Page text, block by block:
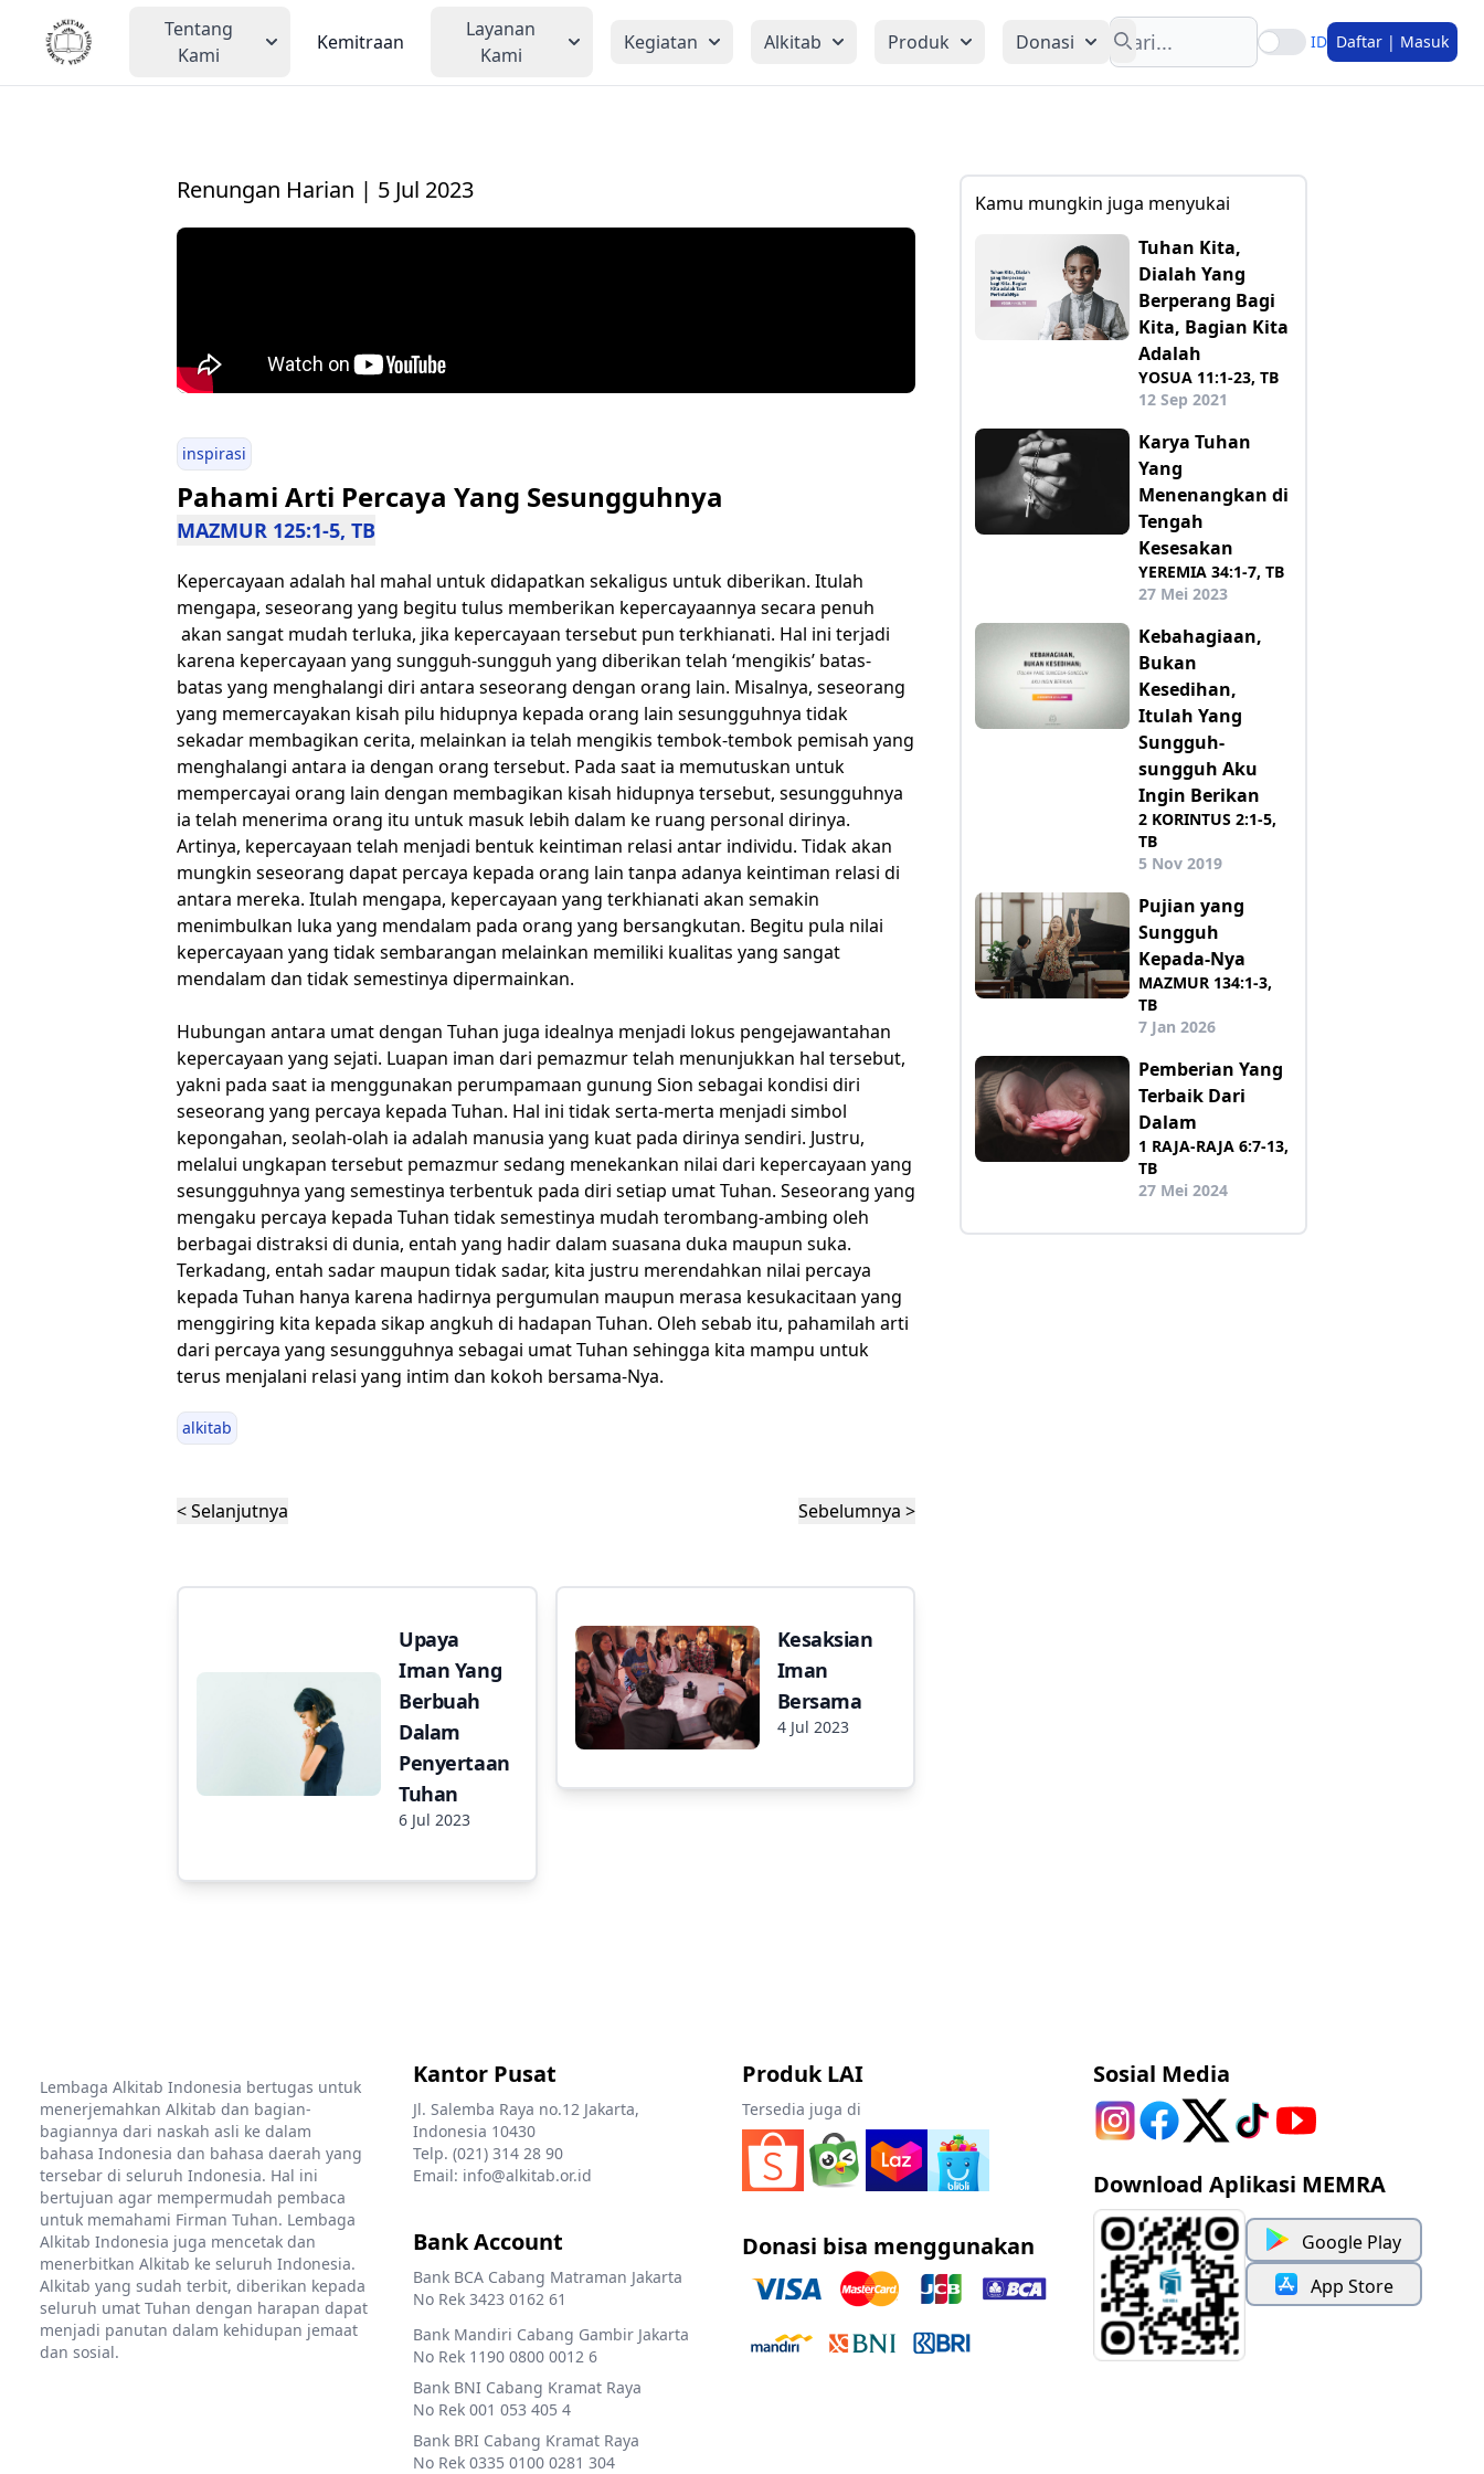
Tentang
Kami
Kemitraan
Layanan
Kami
Kegiatan Alkitab Produk Donasi
Search
ID Daftar | Masuk
Renungan Harian | 5 Jul 2023
inspirasi
Pahami Arti Percaya Yang Sesungguhnya
MAZMUR 125:1-5, TB
Kepercayaan adalah hal mahal untuk didapatkan sekaligus untuk diberikan. Itulah
mengapa, seseorang yang begitu tulus memberikan kepercayaannya secara penuh
akan sangat mudah terluka, jika kepercayaan tersebut pun terkhianati. Hal ini terjadi
karena kepercayaan yang sungguh-sungguh yang diberikan telah ‘mengikis’ batas-
batas yang menghalangi diri antara seseorang dengan orang lain. Misalnya, seseorang
yang memercayakan kisah pilu hidupnya kepada orang lain sesungguhnya tidak
sekadar membagikan cerita, melainkan ia telah mengikis tembok-tembok pemisah yang
menghalangi antara ia dengan orang tersebut. Pada saat ia memutuskan untuk
mempercayai orang lain dengan membagikan kisah hidupnya tersebut, sesungguhnya
ia telah menerima orang itu untuk masuk lebih dalam ke ruang personal dirinya.
Artinya, kepercayaan telah menjadi bentuk keintiman relasi antar individu. Tidak akan
mungkin seseorang dapat percaya kepada orang lain tanpa adanya keintiman relasi di
antara mereka. Itulah mengapa, kepercayaan yang terkhianati akan semakin
menimbulkan luka yang mendalam pada orang yang bersangkutan. Begitu pula nilai
kepercayaan yang tidak sembarangan melainkan memiliki kualitas yang sangat
mendalam dan tidak semestinya dipermainkan.
Hubungan antara umat dengan Tuhan juga idealnya menjadi lokus pengejawantahan
kepercayaan yang sejati. Luapan iman dari pemazmur telah menunjukkan hal tersebut,
yakni pada saat ia menggunakan perumpamaan gunung Sion sebagai kondisi diri
seseorang yang percaya kepada Tuhan. Hal ini tidak serta-merta menjadi simbol
kepongahan, seolah-olah ia adalah manusia yang kuat pada dirinya sendiri. Justru,
melalui ungkapan tersebut pemazmur sedang menekankan nilai dari kepercayaan yang
sesungguhnya yang semestinya terbentuk pada diri setiap umat Tuhan. Seseorang yang
mengaku percaya kepada Tuhan tidak semestinya mudah terombang-ambing oleh
berbagai distraksi di dunia, entah yang hadir dalam suasana duka maupun suka.
Terkadang, entah sadar maupun tidak sadar, kita justru merendahkan nilai percaya
kepada Tuhan hanya karena hadirnya pergumulan maupun merasa kesukacitaan yang
menggiring kita kepada sikap angkuh di hadapan Tuhan. Oleh sebab itu, pahamilah arti
dari percaya yang sesungguhnya sebagai umat Tuhan sehingga kita mampu untuk
terus menjalani relasi yang intim dan kokoh bersama-Nya.
alkitab
< Selanjutnya Sebelumnya >
Upaya
Iman Yang
Berbuah
Dalam
Penyertaan
Tuhan
6 Jul 2023
Kesaksian
Iman
Bersama
4 Jul 2023
Kamu mungkin juga menyukai
Tuhan Kita,
Dialah Yang
Berperang Bagi
Kita, Bagian Kita
Adalah
YOSUA 11:1-23, TB
12 Sep 2021
Karya Tuhan
Yang
Menenangkan di
Tengah
Kesesakan
YEREMIA 34:1-7, TB
27 Mei 2023
Kebahagiaan,
Bukan
Kesedihan,
Itulah Yang
Sungguh-
sungguh Aku
Ingin Berikan
2 KORINTUS 2:1-5,
TB
5 Nov 2019
Pujian yang
Sungguh
Kepada-Nya
MAZMUR 134:1-3,
TB
7 Jan 2026
Pemberian Yang
Terbaik Dari
Dalam
1 RAJA-RAJA 6:7-13,
TB
27 Mei 2024
Lembaga Alkitab Indonesia bertugas untuk
menerjemahkan Alkitab dan bagian-
bagiannya dari naskah asli ke dalam
bahasa Indonesia dan bahasa daerah yang
tersebar di seluruh Indonesia. Hal ini
bertujuan agar mempermudah pembaca
untuk memahami Firman Tuhan. Lembaga
Alkitab Indonesia juga mencetak dan
menerbitkan Alkitab ke seluruh Indonesia.
Alkitab yang sudah terbit, diberikan kepada
seluruh umat Tuhan dengan harapan dapat
menjadi panutan dalam kehidupan jemaat
dan sosial.
Kantor Pusat
Jl. Salemba Raya no.12 Jakarta,
Indonesia 10430
Telp. (021) 314 28 90
Email: info@alkitab.or.id
Bank Account
Bank BCA Cabang Matraman Jakarta
No Rek 3423 0162 61
Bank Mandiri Cabang Gambir Jakarta
No Rek 1190 0800 0012 6
Bank BNI Cabang Kramat Raya
No Rek 001 053 405 4
Bank BRI Cabang Kramat Raya
No Rek 0335 0100 0281 304
Produk LAI
Tersedia juga di
Donasi bisa menggunakan
Sosial Media
Download Aplikasi MEMRA
Google Play
App Store